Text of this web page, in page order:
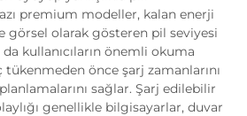
premium modeller, kalan enerji
görsel olarak gösteren pil seviyesi
kullanıcıların önemli okuma
tükenmeden önce şarj zamanlarını
sağlar. Şarj edilebilir
genellikle bilgisayarlar, duvar